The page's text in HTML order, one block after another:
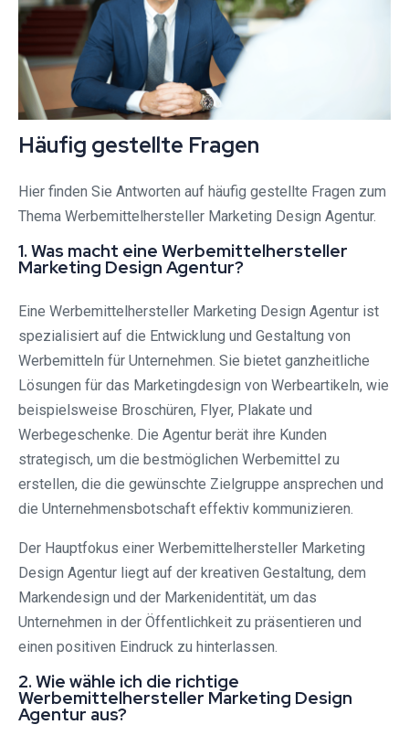
Häufig gestellte Fragen
Hier finden Sie Antworten auf häufig gestellte Fragen zum
Thema Werbemittelhersteller Marketing Design Agentur.
1. Was macht eine Werbemittelhersteller
Marketing Design Agentur?
Eine Werbemittelhersteller Marketing Design Agentur ist
spezialisiert auf die Entwicklung und Gestaltung von
Werbemitteln für Unternehmen. Sie bietet ganzheitliche
Lösungen für das Marketingdesign von Werbeartikeln, wie
beispielsweise Broschüren, Flyer, Plakate und
Werbegeschenke. Die Agentur berät ihre Kunden
strategisch, um die bestmöglichen Werbemittel zu
erstellen, die die gewünschte Zielgruppe ansprechen und
die Unternehmensbotschaft effektiv kommunizieren.
Der Hauptfokus einer Werbemittelhersteller Marketing
Design Agentur liegt auf der kreativen Gestaltung, dem
Markendesign und der Markenidentität, um das
Unternehmen in der Öffentlichkeit zu präsentieren und
einen positiven Eindruck zu hinterlassen.
2. Wie wähle ich die richtige
Werbemittelhersteller Marketing Design
Agentur aus?